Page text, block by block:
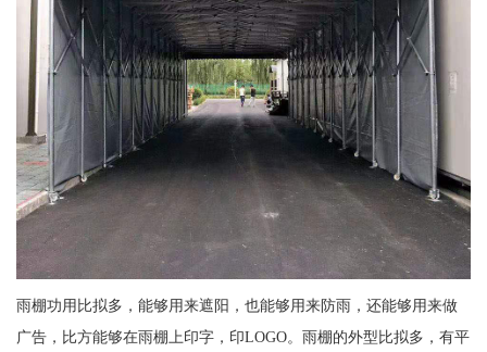
雨棚功用比拟多，能够用来遮阳，也能够用来防雨，还能够用来做
广告，比方能够在雨棚上印字，印LOGO。雨棚的外型比拟多，有平